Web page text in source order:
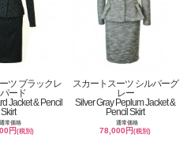
ツ ブラックレ
ード
Jacket & Pencil
Skirt
通常価格
円(税別)
スカートスーツ シルバーグ
レー
Silver Gray Peplum Jacket &
Pencil Skirt
通常価格
78,000円(税別)